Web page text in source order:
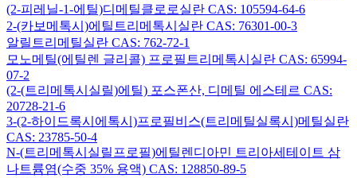
(2-피레닐-1-에틸)디메틸클로로실란 CAS: 105594-64-6
2-(카보메톡시)에틸트리메톡시실란 CAS: 76301-00-3
알릴트리메틸실란 CAS: 762-72-1
모노메틸(에틸렌 글리콜) 프로필트리메톡시실란 CAS: 65994-
07-2
(2-(트리메톡시실릴)에틸) 포스폰산, 디메틸 에스테르 CAS:
20728-21-6
3-(2-하이드록시에톡시)프로필비스(트리메틸실록시)메틸실란
CAS: 23785-50-4
N-(트리메톡시실릴프로필)에틸렌디아민 트리아세테이트 삼
나트륨염(수중 35% 용액) CAS: 128850-89-5